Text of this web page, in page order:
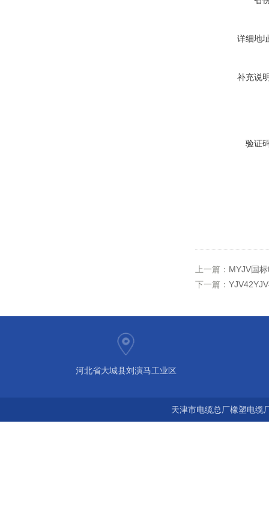
详细地
补充说
验证
上一篇： MYJV国
下一篇：
河北省大城县刘演马工业区
天津市电缆总厂橡塑电